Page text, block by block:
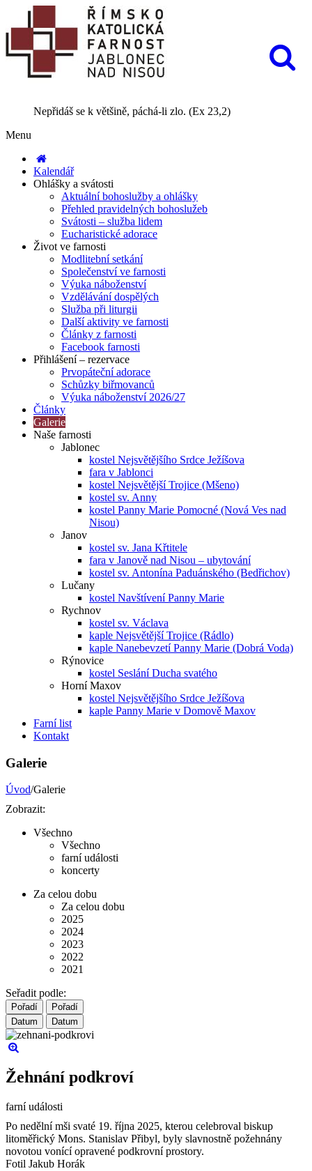
Nepřidáš se k většině, páchá-li zlo. (Ex 23,2)
Menu
Kalendář
Ohlášky a svátosti
Aktuální bohoslužby a ohlášky
Přehled pravidelných bohoslužeb
Svátosti – služba lidem
Eucharistické adorace
Život ve farnosti
Modlitební setkání
Společenství ve farnosti
Výuka náboženství
Vzdělávání dospělých
Služba při liturgii
Další aktivity ve farnosti
Články z farnosti
Facebook farnosti
Přihlášení – rezervace
Prvopáteční adorace
Schůzky biřmovanců
Výuka náboženství 2026/27
Články
Galerie
Naše farnosti
Jablonec
kostel Nejsvětějšího Srdce Ježíšova
fara v Jablonci
kostel Nejsvětější Trojice (Mšeno)
kostel sv. Anny
kostel Panny Marie Pomocné (Nová Ves nad
Nisou)
Janov
kostel sv. Jana Křtitele
fara v Janově nad Nisou – ubytování
kostel sv. Antonína Paduánského (Bedřichov)
Lučany
kostel Navštívení Panny Marie
Rychnov
kostel sv. Václava
kaple Nejsvětější Trojice (Rádlo)
kaple Nanebevzetí Panny Marie (Dobrá Voda)
Rýnovice
kostel Seslání Ducha svatého
Horní Maxov
kostel Nejsvětějšího Srdce Ježíšova
kaple Panny Marie v Domově Maxov
Farní list
Kontakt
Galerie
Úvod/Galerie
Zobrazit:
Všechno
Všechno
farní události
koncerty
Za celou dobu
Za celou dobu
2025
2024
2023
2022
2021
Seřadit podle:
Pořadí
Pořadí
Datum
Datum
Žehnání podkroví
farní události
Po nedělní mši svaté 19. října 2025, kterou celebroval biskup
litoměřický Mons. Stanislav Přibyl, byly slavnostně požehnány
novotou vonící opravené podkrovní prostory.
Fotil Jakub Horák